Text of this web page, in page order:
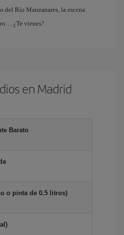
del Río Manzanares, la escena
¿Te vienes?
en Madrid
Barato
o pinta de 0.5 litros)